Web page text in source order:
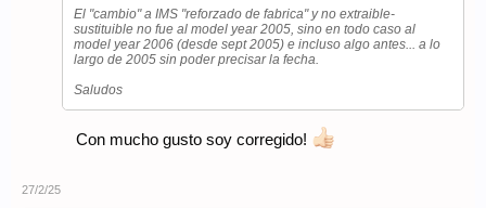
El "cambio" a IMS "reforzado de fabrica" y no extraible-
sustituible no fue al model year 2005, sino en todo caso al
model year 2006 (desde sept 2005) e incluso algo antes... a lo
largo de 2005 sin poder precisar la fecha.
Saludos
Con mucho gusto soy corregido!
27/2/25